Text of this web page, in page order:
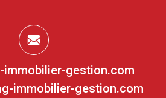
immobilier-gestion.com
immobilier-gestion.com